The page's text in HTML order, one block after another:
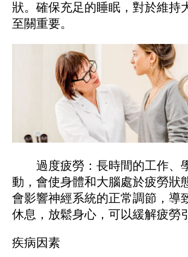
狀。確保充足的睡眠，對於維持
至關重要。
過度疲勞：長時間的工作、
動，會使身體和大腦處於疲勞狀
會影響神經系統的正常調節，導
休息，放鬆身心，可以緩解疲勞
疾病因素